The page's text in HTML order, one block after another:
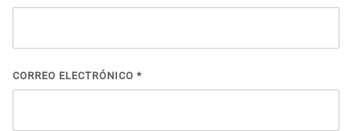
CORREO ELECTRÓNICO *